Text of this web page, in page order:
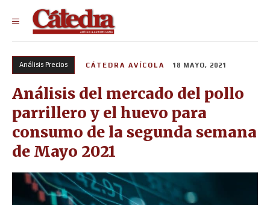
Análisis Precios CÁTEDRA AVÍCOLA 18 MAYO, 2021
Análisis del mercado del pollo
parrillero y el huevo para
consumo de la segunda semana
de Mayo 2021